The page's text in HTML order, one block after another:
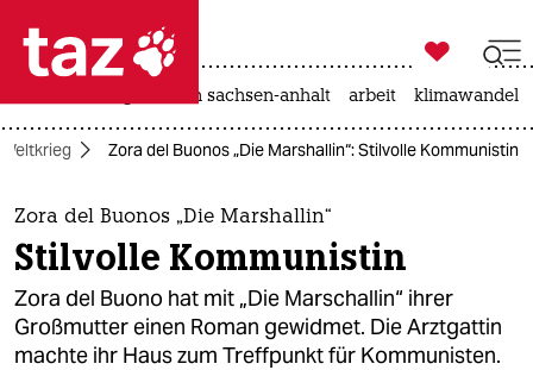
 taz zahl ich
taz zahl ich
themen
politik
öko

taz zahl ich
landtagswahl in sachsen-anhalt arbeit klimawandel
Zora del Buonos „Die Marshallin“: Stilvolle Kommunistin
Zora del Buonos „Die Marshallin“
Stilvolle Kommunistin
Zora del Buono hat mit „Die Marschallin“ ihrer
Großmutter einen Roman gewidmet. Die Arztgattin
machte ihr Haus zum Treffpunkt für Kommunisten.